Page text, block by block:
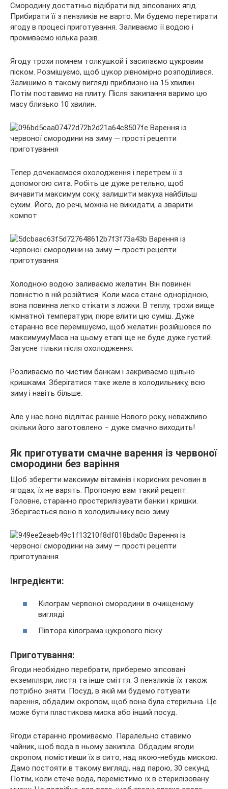
Смородину достатньо відібрати від зіпсованих ягід.
Прибирати її з пензликів не варто. Ми будемо перетирати
ягоду в процесі приготування. Заливаємо її водою і
промиваємо кілька разів.
Ягоду трохи помнем толкушкой і засипаємо цукровим
піском. Розмішуємо, щоб цукор рівномірно розподілився.
Залишимо в такому вигляді приблизно на 15 хвилин.
Потім поставимо на плиту. Після закипання варимо цю
масу близько 10 хвилин.
Тепер дочекаємося охолодження і перетрем її з
допомогою сита. Робіть це дуже ретельно, щоб
вичавити максимум соку, залишити макуха найбільш
сухим. Його, до речі, можна не викидати, а зварити
компот
Холодною водою заливаємо желатин. Він повинен
повністю в ній розійтися. Коли маса стане однорідною,
вона повинна легко стікати з ложки. В теплу, трохи вище
кімнатної температури, пюре влити цю суміш. Дуже
старанно все перемішуємо, щоб желатин розійшовся по
максимуму.Маса на цьому етапі ще не буде дуже густий.
Загусне тільки після охолодження.
Розливаємо по чистим банкам і закриваємо щільно
кришками. Зберігатися таке желе в холодильнику, всю
зиму і навіть більше.
Але у нас воно відлітає раніше Нового року, неважливо
скільки його заготовлено – дуже смачно виходить!
Як приготувати смачне варення із червоної
смородини без варіння
Щоб зберегти максимум вітамінів і корисних речовин в
ягодах, їх не варять. Пропоную вам такий рецепт.
Головне, старанно простерилізувати банки і кришки.
Зберігається воно в холодильнику всю зиму
Інгредієнти:
Кілограм червоної смородини в очищеному
вигляді
Півтора кілограма цукрового піску.
Приготування:
Ягоди необхідно перебрати, приберемо зіпсовані
екземпляри, листя та інше сміття. З пензликів їх також
потрібно зняти. Посуд, в якій ми будемо готувати
варення, обдадим окропом, щоб вона була стерильна. Це
може бути пластикова миска або інший посуд.
Ягоди старанно промиваємо. Паралельно ставимо
чайник, щоб вода в ньому закипіла. Обдадим ягоди
окропом, помістивши їх в сито, над якою-небудь мискою.
Дамо постояти в такому вигляді, над парою, 30 секунд.
Потім, коли стече вода, перемістимо їх в стерилізовану